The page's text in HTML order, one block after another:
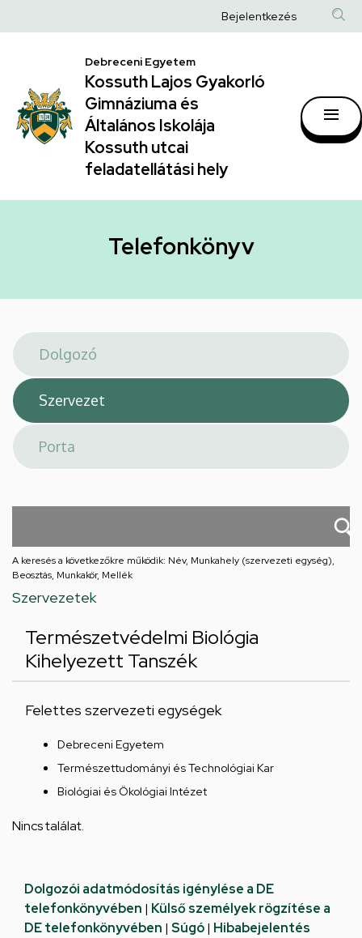
|
Kossuth
Lajos
Gyakorló
Gimnáziuma
Általános
hely
a
Anonim
fiók
Bejelentkezés
Debreceni Egyetem
Kossuth Lajos Gyakorló
Gimnáziuma és
Általános Iskolája
Kossuth utcai
feladatellátási hely
Telefonkönyv
A keresés a következőkre működik: Név, Munkahely (szervezeti egység),
Beosztás, Munkakör, Mellék
Szervezetek
Természetvédelmi Biológia
Kihelyezett Tanszék
Felettes szervezeti egységek
Debreceni Egyetem
Természettudományi és Technológiai Kar
Biológiai és Ökológiai Intézet
Nincs találat.
Dolgozói adatmódosítás igénylése a DE
telefonkönyvében | Külső személyek rögzítése a
DE telefonkönyvében | Súgó| Hibabejelentés